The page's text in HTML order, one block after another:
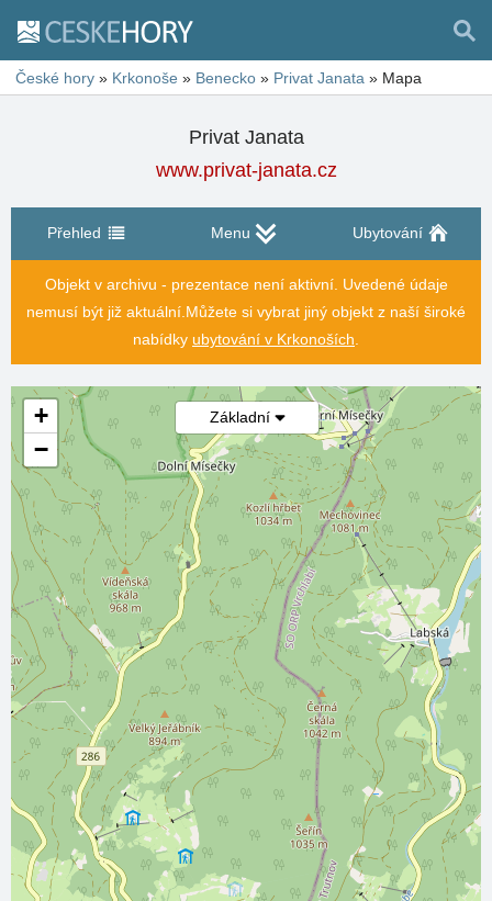
České hory » Krkonoše » Benecko » Privat Janata » Mapa
Privat Janata
www.privat-janata.cz
Přehled Menu Ubytování
Objekt v archivu - prezentace není aktivní. Uvedené údaje
nemusí být již aktuální. Můžete si vybrat jiný objekt z naší široké
nabídky ubytování v Krkonoších
Základní
+
−